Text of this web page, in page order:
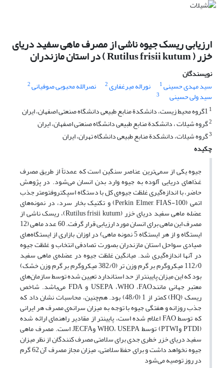
ارزیابی ریسک جیوه ناشی از مصرف ماهی سفید دریای
خزر ( Rutilus frisii kutum ) در استان مازندران
نویسندگان
سید مهدی حسینی1 نوراله میرغفاری2 نصرالله محبوبی صوفیانی2
سید ولی حسینی
3
1
2گروه شیلات ، دانشکدة منابع طبیعی دانشگاه صنعتی اصفهان، ایران
3گروه شیلات، دانشکدة منابع طبیعی دانشگاه تهران، ایران
چکیده
جیوه یکی از سمی‌ترین عناصر سنگین است که عمدتاً از طریق مصرف
غذاهای دریایی آلوده به جیوه وارد بدن انسان می‌شود. در پژوهش
حاضر، با اندازه‌گیری غلظت جیوه‌ی کل با دستگاه اسپکتروفتومتر جذب
اتمی (Perkin Elmer, FIAS-100) و تکنیک بخار سرد، در نمونه‌های
عضله ماهی سفید دریای خزر (Rutilus frisii kutum)، ریسک ناشی از
مصرف این ماهی برای انسان مورد ارزیابی قرار گرفت. 60 عدد ماهی (12
ایستگاه و از هر ایستگاه 5 نمونه‌ ماهی) در اوزان بازاری از ایستگاه‌های
صیادی سواحل استان مازندران بصورت تصادفی انتخاب و غلظت جیوه
در آنها اندازه‌گیری شد. میانگین غلظت جیوه‌ در عضله‌ی ماهی سفید
112/0 میکروگرم بر گرم وزن تر (382/0 میکروگرم بر گرم وزن خشک)
بود که این میزان پایینتر از حد استاندارد تعیین شده توسط سازمان‌های
معتبر جهانی مانندUSEPA ،WHO ،FAO و FDA می‌باشد. شاخص
ریسک (HQ) کمتر از 1 (48/0) بود. هم‌چنین، محاسبات نشان داد که
جذب روزانه‌ و هفتگی جیوه با توجه به میزان سرانه‌ی مصرف هر ایرانی
که توسط FAO اعلام شده است، پایینتر از مقادیر راهنمای ارائه شده
(PTDI وPTWI) توسط WHO، USEPA وJECFA است. مصرف ماهی
سفید دریای خزر خطری جدی برای سلامتی مصرف کنندگان از نظر میزان
جیوه نخواهد داشت و برای حفظ سلامتی، میزان مجاز مصرف آن 62 گرم
در روز توصیه می‌شود